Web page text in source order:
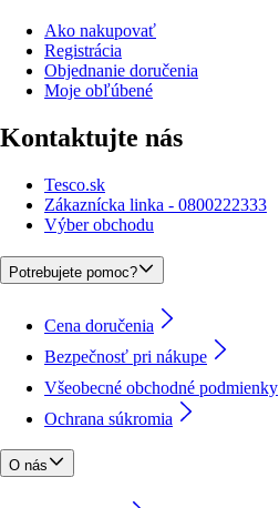
Ako nakupovať
Registrácia
Objednanie doručenia
Moje obľúbené
Kontaktujte nás
Tesco.sk
Zákaznícka linka - 0800222333
Výber obchodu
Potrebujete pomoc?
Cena doručenia
Bezpečnosť pri nákupe
Všeobecné obchodné podmienky
Ochrana súkromia
O nás